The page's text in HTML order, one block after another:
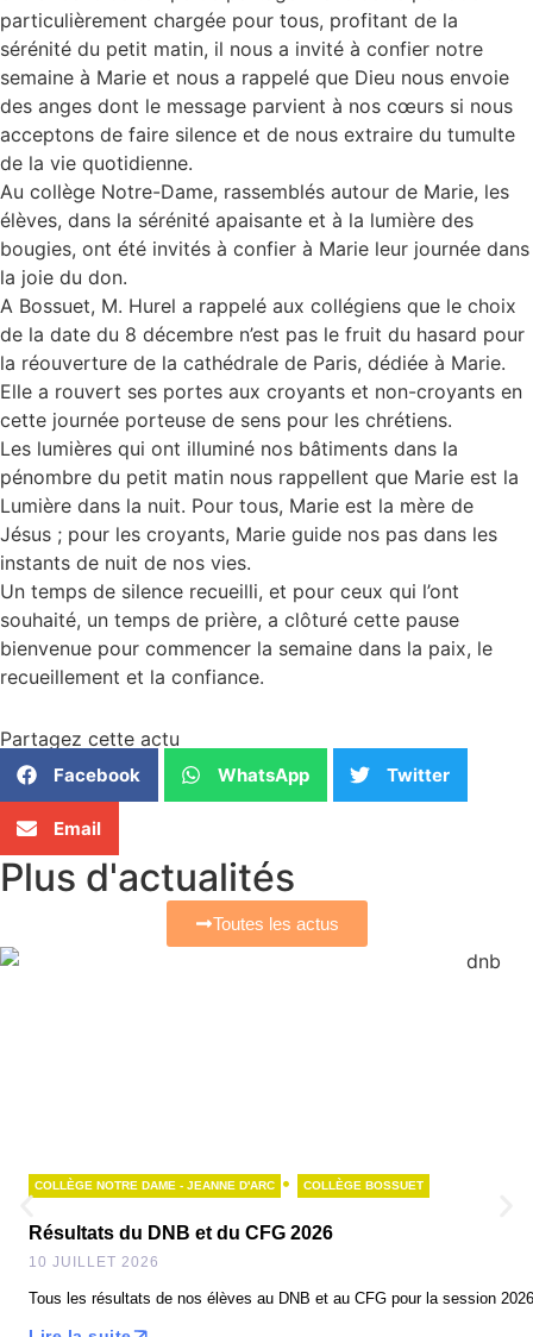
particulièrement chargée pour tous, profitant de la
sérénité du petit matin, il nous a invité à confier notre
semaine à Marie et nous a rappelé que Dieu nous envoie
des anges dont le message parvient à nos cœurs si nous
acceptons de faire silence et de nous extraire du tumulte
de la vie quotidienne.
Au collège Notre-Dame, rassemblés autour de Marie, les
élèves, dans la sérénité apaisante et à la lumière des
bougies, ont été invités à confier à Marie leur journée dans
la joie du don.
A Bossuet, M. Hurel a rappelé aux collégiens que le choix
de la date du 8 décembre n’est pas le fruit du hasard pour
la réouverture de la cathédrale de Paris, dédiée à Marie.
Elle a rouvert ses portes aux croyants et non-croyants en
cette journée porteuse de sens pour les chrétiens.
Les lumières qui ont illuminé nos bâtiments dans la
pénombre du petit matin nous rappellent que Marie est la
Lumière dans la nuit. Pour tous, Marie est la mère de
Jésus ; pour les croyants, Marie guide nos pas dans les
instants de nuit de nos vies.
Un temps de silence recueilli, et pour ceux qui l’ont
souhaité, un temps de prière, a clôturé cette pause
bienvenue pour commencer la semaine dans la paix, le
recueillement et la confiance.
Partagez cette actu
Facebook WhatsApp Twitter
Email
Plus d'actualités
Toutes les actus
COLLÈGE NOTRE DAME - JEANNE D'ARC • COLLÈGE BOSSUET
Résultats du DNB et du CFG 2026
10 JUILLET 2026
Tous les résultats de nos élèves au DNB et au CFG pour la session